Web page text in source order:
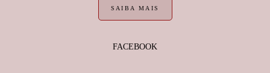
SAIBA MAIS
FACEBOOK